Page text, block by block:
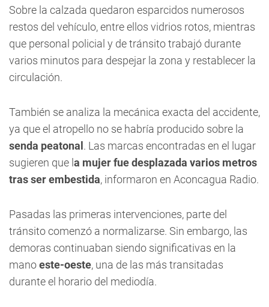
Sobre la calzada quedaron esparcidos numerosos
restos del vehículo, entre ellos vidrios rotos, mientras
que personal policial y de tránsito trabajó durante
varios minutos para despejar la zona y restablecer la
circulación.
También se analiza la mecánica exacta del accidente,
ya que el atropello no se habría producido sobre la
senda peatonal . Las marcas encontradas en el lugar
sugieren que l a mujer fue desplazada varios metros
tras ser embestida, informaron en Aconcagua Radio.
Pasadas las primeras intervenciones, parte del
tránsito comenzó a normalizarse. Sin embargo, las
demoras continuaban siendo significativas en la
manoeste-oeste, una de las más transitadas
durante el horario del mediodía.